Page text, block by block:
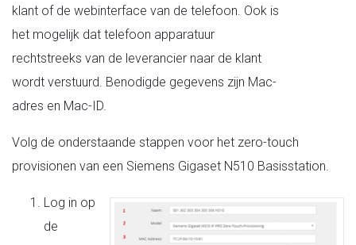
klant of de webinterface van de telefoon. Ook is
het mogelijk dat telefoon apparatuur
rechtstreeks van de leverancier naar de klant
wordt verstuurd. Benodigde gegevens zijn Mac-
adres en Mac-ID.
Volg de onderstaande stappen voor het zero-touch
provisionen van een Siemens Gigaset N510 Basisstation.
Log in op
de